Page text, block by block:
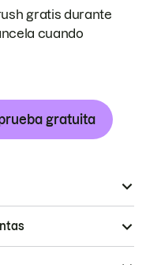
gratis durante
cuando
gratuita